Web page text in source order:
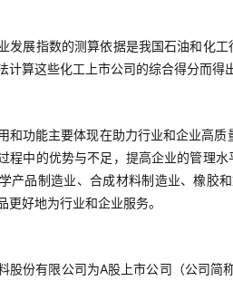
发展指数的测算依据是我国石油和化
计算这些化工上市公司的综合得分而得
和功能主要体现在助力行业和企业高
程中的优势与不足，提高企业的管理
产品制造业、合成材料制造业、橡胶
更好地为行业和企业服务。
股份有限公司为A股上市公司（公司